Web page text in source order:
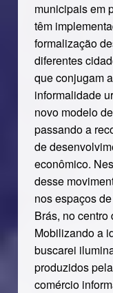
municipais em
têm
formalização
diferentes
que conjugam
informalidade
novo modelo
passando a
de
econômico.
desse
nos espaços
Brás, no
Mobilizando a
buscarei
produzidos
comércio